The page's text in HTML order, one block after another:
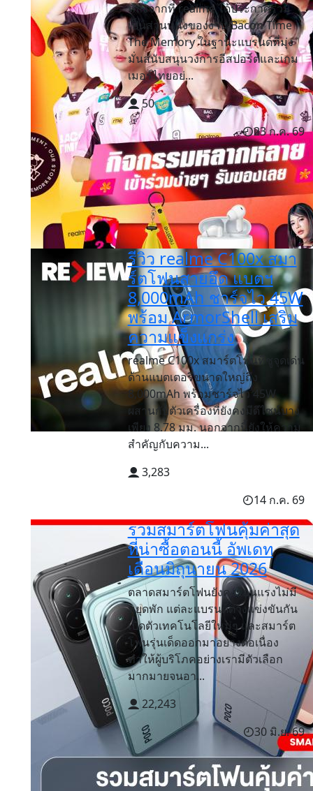
หลังจากที่ realme ได้ประกาศร่วม
เป็นส่วนหนึ่งของงาน Bacon Time
The Memory ในฐานะแบรนด์ที่มุ่ง
มั่นสนับสนุนวงการอีสปอร์ตและเกม
เมอร์ไทยอย่...
50
23 ก.ค. 69
รีวิว realme C100x สมา
ร์ตโฟนสายอึด แบตฯ
8,000mAh ชาร์จไว 45W
พร้อม ArmorShell เสริม
ความแข็งแกร่ง
realme C100x สมาร์ตโฟนที่ชูจุดเด่น
ด้านแบตเตอรี่ขนาดใหญ่ถึง
8,000mAh พร้อมชาร์จไว 45W
ผสานกับตัวเครื่องที่ยังคงมีดีไซน์บาง
เพียง 8.78 มม. นอกจากนี้ยังให้ความ
สำคัญกับความ...
3,283
14 ก.ค. 69
รวมสมาร์ตโฟนคุ้มค่าสุด
ที่น่าซื้อตอนนี้ อัพเดท
เดือนมิถุนายน 2026
ตลาดสมาร์ตโฟนยังคงร้อนแรงไม่มี
หยุดพัก แต่ละแบรนด์ต่างแข่งขันกัน
เปิดตัวเทคโนโลยีใหม่ๆ และสมาร์ต
โฟนรุ่นเด็ดออกมาอย่างต่อเนื่อง
ทำให้ผู้บริโภคอย่างเรามีตัวเลือก
มากมายจนอา...
22,243
30 มิ.ย. 69